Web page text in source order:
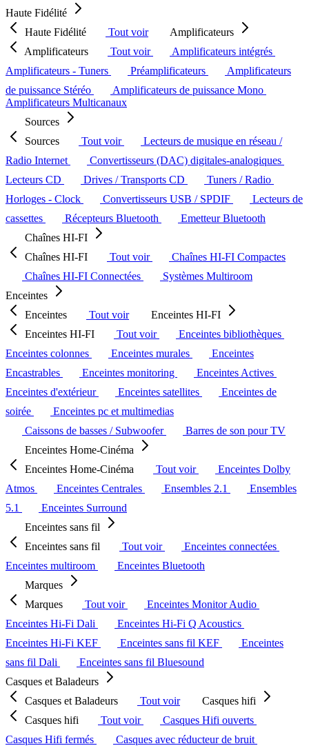
Haute Fidélité
Haute Fidélité
Tout voir
Amplificateurs
Amplificateurs
Tout voir
Amplificateurs intégrés
Amplificateurs - Tuners
Préamplificateurs
Amplificateurs
de puissance Stéréo
Amplificateurs de puissance Mono
Amplificateurs Multicanaux
Sources
Sources
Tout voir
Lecteurs de musique en réseau /
Radio Internet
Convertisseurs (DAC) digitales-analogiques
Lecteurs CD
Drives / Transports CD
Tuners / Radio
Horloges - Clock
Convertisseurs USB / SPDIF
Lecteurs de
cassettes
Récepteurs Bluetooth
Emetteur Bluetooth
Chaînes HI-FI
Chaînes HI-FI
Tout voir
Chaînes HI-FI Compactes
Chaînes HI-FI Connectées
Systèmes Multiroom
Enceintes
Enceintes
Tout voir
Enceintes HI-FI
Enceintes HI-FI
Tout voir
Enceintes bibliothèques
Enceintes colonnes
Enceintes murales
Enceintes
Encastrables
Enceintes monitoring
Enceintes Actives
Enceintes d'extérieur
Enceintes satellites
Enceintes de
soirée
Enceintes pc et multimedias
Caissons de basses / Subwoofer
Barres de son pour TV
Enceintes Home-Cinéma
Enceintes Home-Cinéma
Tout voir
Enceintes Dolby
Atmos
Enceintes Centrales Ensembles 2.1
Ensembles
5.1
Enceintes Surround
Enceintes sans fil
Enceintes sans fil
Tout voir
Enceintes connectées
Enceintes multiroom
Enceintes Bluetooth
Marques
Marques
Tout voir
Enceintes Monitor Audio
Enceintes Hi-Fi Dali
Enceintes Hi-Fi Q Acoustics
Enceintes Hi-Fi KEF
Enceintes sans fil KEF
Enceintes
sans fil Dali
Enceintes sans fil Bluesound
Casques et Baladeurs
Casques et Baladeurs
Tout voir
Casques hifi
Casques hifi
Tout voir
Casques Hifi ouverts
Casques Hifi fermés
Casques avec réducteur de bruit